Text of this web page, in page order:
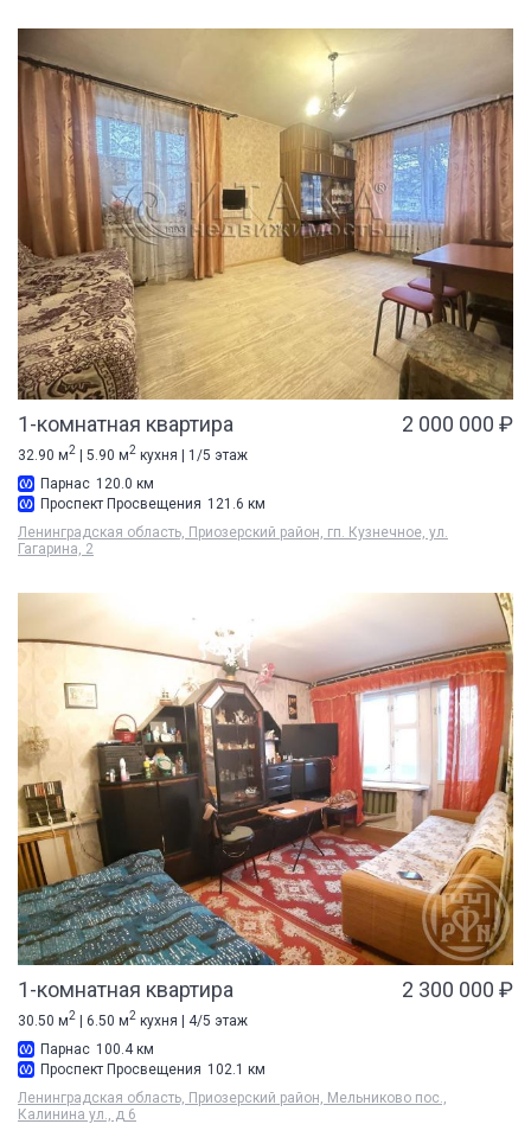
1-комнатная квартира 2 000 000 ₽
32.90 м2 | 5.90 м2 кухня | 1/5 этаж
Парнас 120.0 км
Проспект Просвещения 121.6 км
Ленинградская область, Приозерский район, гп. Кузнечное, ул.
Гагарина, 2
1-комнатная квартира 2 300 000 ₽
30.50 м2 | 6.50 м2 кухня | 4/5 этаж
Парнас 100.4 км
Проспект Просвещения 102.1 км
Ленинградская область, Приозерский район, Мельниково пос.,
Калинина ул., д 6